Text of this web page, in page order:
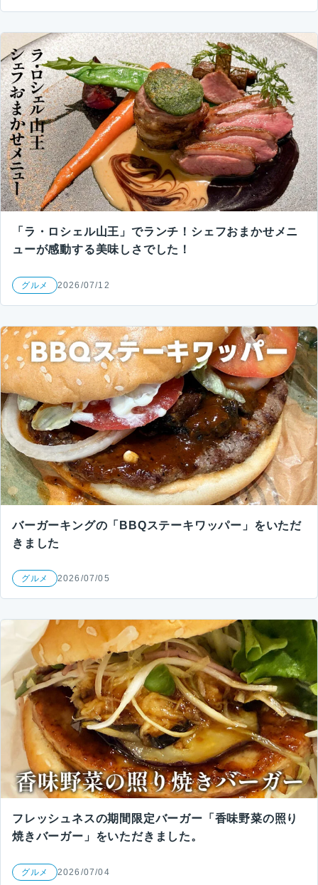
「ラ・ロシェル山王」でランチ！シェフおまかせメニ
ューが感動する美味しさでした！
グルメ 2026/07/12
バーガーキングの「BBQステーキワッパー」をいただ
きました
グルメ 2026/07/05
フレッシュネスの期間限定バーガー「香味野菜の照り
焼きバーガー」をいただきました。
グルメ 2026/07/04